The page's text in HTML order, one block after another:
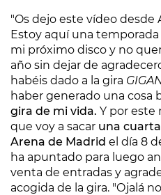
"Os dejo este vídeo desde
Estoy aquí una
mi próximo disco y no
año sin dejar de
habéis dado a la gira
haber generado una cosa
gira de mi vida. Y por este
que voy a sacar una
Arena de Madrid el día 8
ha apuntado para luego
venta de entradas y
acogida de la gira. "Ojalá